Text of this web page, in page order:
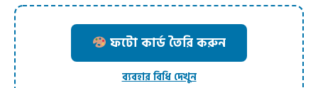
ফটো কার্ড তৈরি করুন
ব্যবহার বিধি দেখুন